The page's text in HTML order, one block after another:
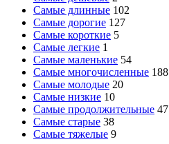
Самые длинные 102
Самые дорогие 127
Самые короткие 5
Самые легкие 1
Самые маленькие 54
Самые многочисленные 188
Самые молодые 20
Самые низкие 10
Самые продолжительные 47
Самые старые 38
Самые тяжелые 9